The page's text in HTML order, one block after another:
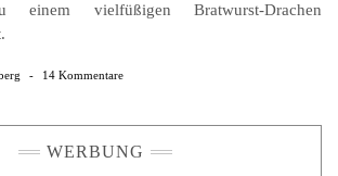
einem vielfüßigen Bratwurst-Drachen
- 14 Kommentare
WERBUNG